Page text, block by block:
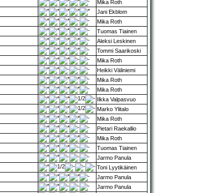
Mika Roth
Jani Ekblom
Mika Roth
Tuomas Tiainen
Aleksi Leskinen
Tommi Saarikoski
Mika Roth
Heikki Väliniemi
Mika Roth
Mika Roth
Ilkka Valpasvuo
Marko Ylitalo
Mika Roth
Pietari Raekallio
Mika Roth
Tuomas Tiainen
Jarmo Panula
Toni Lyytikäinen
Jarmo Panula
Jarmo Panula